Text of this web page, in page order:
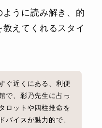
うに読み解き、的
えてくれるスタイ
ぐ近くにある、利便
で、彩乃先生に占っ
ロットや四柱推命を
バイスが魅力的で、